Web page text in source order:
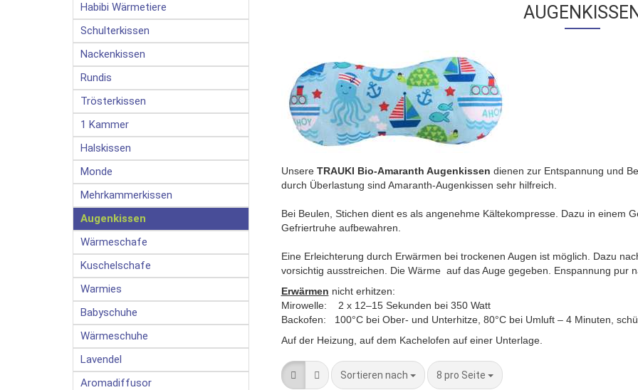
Unsere TRAUKI Bio-Amaranth Augenkissen dienen zur Entspannung und
durch Überlastung sind Amaranth-Augenkissen sehr hilfreich.
Bei Beulen, Stichen dient es als angenehme Kältekompresse. Dazu in einem
Gefriertruhe aufbewahren.
Eine Erleichterung durch Erwärmen bei trockenen Augen ist möglich. Dazu
vorsichtig ausstreichen. Die Wärme auf das Auge gegeben. Enspannung pur
Erwärmen nicht erhitzen:
Mirowelle: 2 x 12–15 Sekunden bei 350 Watt
Backofen: 100°C bei Ober- und Unterhitze, 80°C bei Umluft – 4 Minuten,
Auf der Heizung, auf dem Kachelofen auf einer Unterlage.
Sortieren nach
Sortieren nach 8 pro Seite
pro Seite
Habibi Wärmetiere
Schulterkissen
Nackenkissen
Rundis
Trösterkissen
1 Kammer
Halskissen
Monde
Mehrkammerkissen
Augenkissen
Wärmeschafe
Kuschelschafe
Warmies
Babyschuhe
Wärmeschuhe
Lavendel
Aromadiffusor